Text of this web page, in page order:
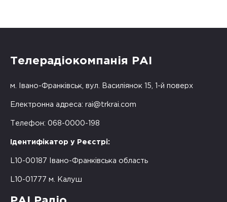
Телерадіокомпанія РАІ
м. Івано-Франківськ, вул. Василіянок 15, 1-й поверх
Електронна адреса: rai@trkrai.com
Телефон: 068-0000-198
Ідентифікатор у Реєстрі:
L10-00187 Івано-Франківська область
L10-01777 м. Калуш